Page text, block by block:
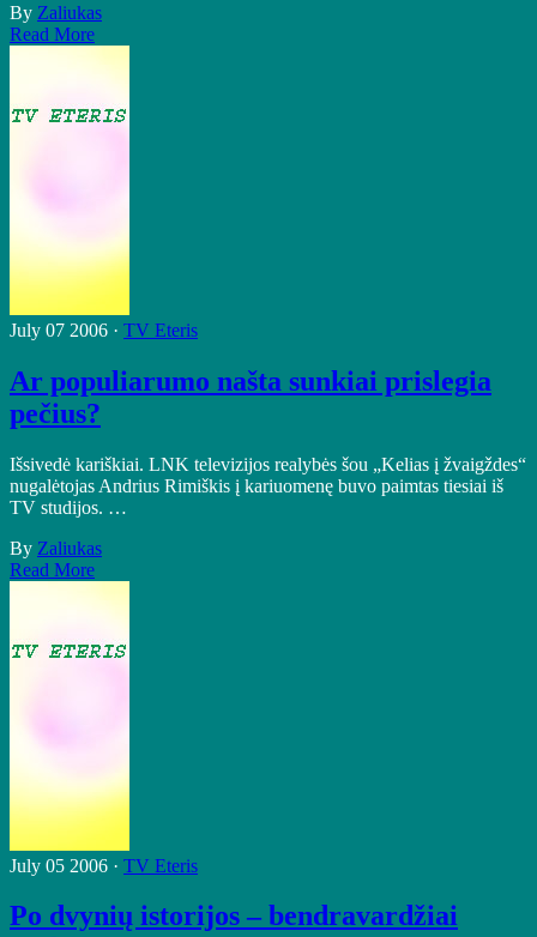
By Zaliukas
Read More
July 07 2006 · TV Eteris
Ar populiarumo našta sunkiai prislegia
pečius?
Išsivedė kariškiai. LNK televizijos realybės šou „Kelias į žvaigždes“
nugalėtojas Andrius Rimiškis į kariuomenę buvo paimtas tiesiai iš
TV studijos. …
By Zaliukas
Read More
July 05 2006 · TV Eteris
Po dvynių istorijos – bendravardžiai